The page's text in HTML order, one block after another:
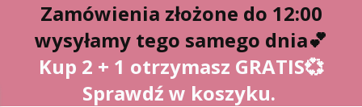
Zamówienia złożone do 12:00
wysyłamy tego samego dnia💕
Kup 2 + 1 otrzymasz GRATIS💞
Sprawdź w koszyku.